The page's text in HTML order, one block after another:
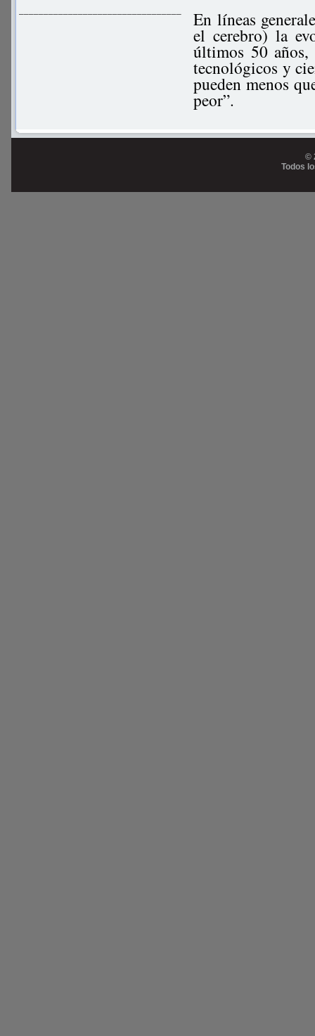
–––––––––––––––––––––––––––––––––
En líneas
el cerebro) la
últimos 50 años,
tecnológicos y
pueden menos
peor”.
©
Todos